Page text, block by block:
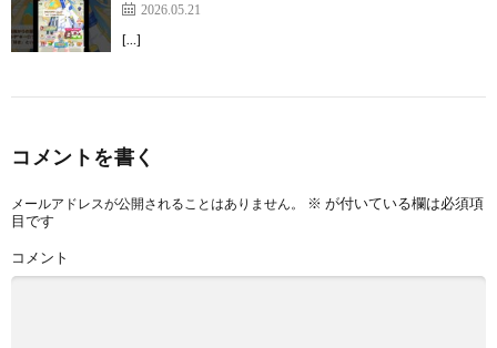
2026.05.21
[…]
コメントを書く
メールアドレスが公開されることはありません。 ※ が付いている欄は必須項
目です
コメント